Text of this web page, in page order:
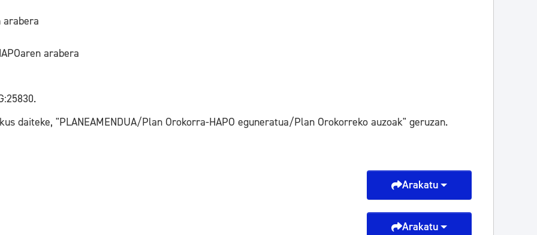
arabera
arabera
daiteke, "PLANEAMENDUA/Plan Orokorra-HAPO eguneratua/Plan Orokorreko auzoak" geruzan.
Arakatu
Arakatu